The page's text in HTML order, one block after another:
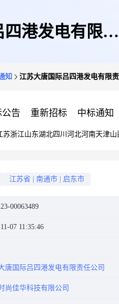
港发电有限责
知 江苏大唐国际吕四港发电有限
告 重新招标 中标通知
苏浙江山东湖北四川 河北河南天津山
江苏省 南通市 启东市
00063489
07 11:35:46
唐国际吕四港发电有限责任公司
尚佳华科技有限公司